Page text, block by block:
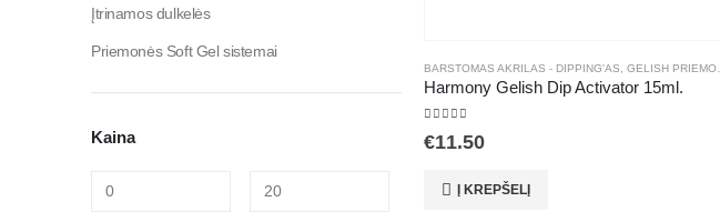
BARSTOMAS AKRILAS - DIPPING'AS GELISH PRIEMONĖS
Harmony Gelish Dip Activator 15ml.
€11.50
Į KREPŠELĮ
Įtrinamos dulkelės
Priemonės Soft Gel sistemai
Kaina